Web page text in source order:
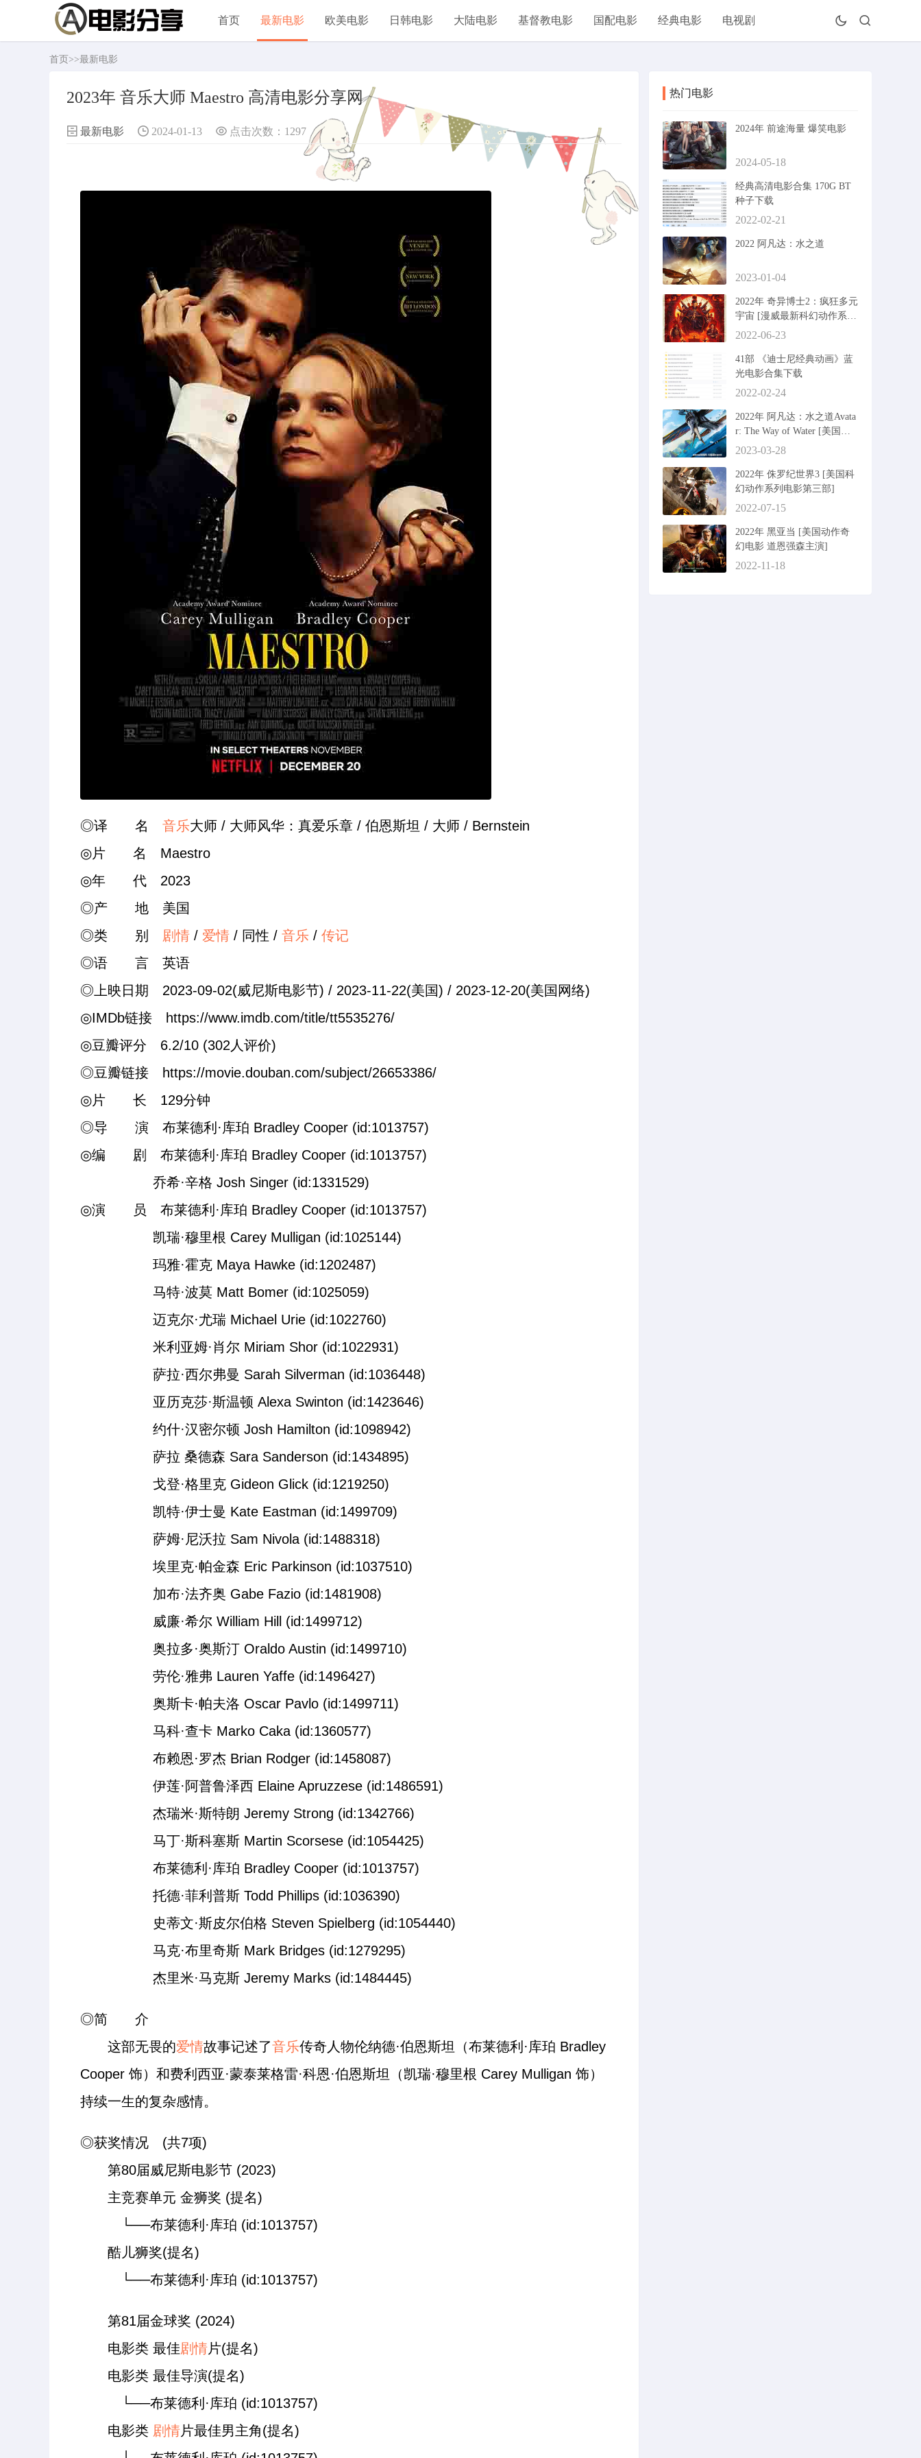
首页 最新电影 欧美电影 日韩电影 大陆电影 基督教电影 国配电影 经典电影 电视剧
首页 >>最新电影
2023年 音乐大师 Maestro 高清电影分享网
最新电影 2024-01-13 点击次数：1297
◎译 名 音乐大师 / 大师风华：真爱乐章 / 伯恩斯坦 / 大师 / Bernstein
◎片 名 Maestro
◎年 代 2023
◎产 地 美国
◎类 别 剧情 / 爱情 / 同性 / 音乐 / 传记
◎语 言 英语
◎上映日期 2023-09-02(威尼斯电影节) / 2023-11-22(美国) / 2023-12-20(美国网络)
◎IMDb链接 https://www.imdb.com/title/tt5535276/
◎豆瓣评分 6.2/10 (302人评价)
◎豆瓣链接 https://movie.douban.com/subject/26653386/
◎片 长 129分钟
◎导 演 布莱德利·库珀 Bradley Cooper (id:1013757)
◎编 剧 布莱德利·库珀 Bradley Cooper (id:1013757)
乔希·辛格 Josh Singer (id:1331529)
◎演 员 布莱德利·库珀 Bradley Cooper (id:1013757)
凯瑞·穆里根 Carey Mulligan (id:1025144)
玛雅·霍克 Maya Hawke (id:1202487)
马特·波莫 Matt Bomer (id:1025059)
迈克尔·尤瑞 Michael Urie (id:1022760)
米利亚姆·肖尔 Miriam Shor (id:1022931)
萨拉·西尔弗曼 Sarah Silverman (id:1036448)
亚历克莎·斯温顿 Alexa Swinton (id:1423646)
约什·汉密尔顿 Josh Hamilton (id:1098942)
萨拉 桑德森 Sara Sanderson (id:1434895)
戈登·格里克 Gideon Glick (id:1219250)
凯特·伊士曼 Kate Eastman (id:1499709)
萨姆·尼沃拉 Sam Nivola (id:1488318)
埃里克·帕金森 Eric Parkinson (id:1037510)
加布·法齐奥 Gabe Fazio (id:1481908)
威廉·希尔 William Hill (id:1499712)
奥拉多·奥斯汀 Oraldo Austin (id:1499710)
劳伦·雅弗 Lauren Yaffe (id:1496427)
奥斯卡·帕夫洛 Oscar Pavlo (id:1499711)
马科·查卡 Marko Caka (id:1360577)
布赖恩·罗杰 Brian Rodger (id:1458087)
伊莲·阿普鲁泽西 Elaine Apruzzese (id:1486591)
杰瑞米·斯特朗 Jeremy Strong (id:1342766)
马丁·斯科塞斯 Martin Scorsese (id:1054425)
布莱德利·库珀 Bradley Cooper (id:1013757)
托德·菲利普斯 Todd Phillips (id:1036390)
史蒂文·斯皮尔伯格 Steven Spielberg (id:1054440)
马克·布里奇斯 Mark Bridges (id:1279295)
杰里米·马克斯 Jeremy Marks (id:1484445)
◎简 介
这部无畏的爱情故事记述了音乐传奇人物伦纳德·伯恩斯坦（布莱德利·库珀 Bradley
Cooper 饰）和费利西亚·蒙泰莱格雷·科恩·伯恩斯坦（凯瑞·穆里根 Carey Mulligan 饰）
持续一生的复杂感情。
◎获奖情况 (共7项)
第80届威尼斯电影节 (2023)
主竞赛单元 金狮奖 (提名)
└──布莱德利·库珀 (id:1013757)
酷儿狮奖(提名)
└──布莱德利·库珀 (id:1013757)
第81届金球奖 (2024)
电影类 最佳剧情片(提名)
电影类 最佳导演(提名)
└──布莱德利·库珀 (id:1013757)
电影类 剧情片最佳男主角(提名)
热门电影
2024年 前途海量 爆笑电影
2024-05-18
经典高清电影合集 170G BT
种子下载
2022-02-21
2022 阿凡达：水之道
2023-01-04
2022年 奇异博士2：疯狂多元
宇宙 [漫威最新科幻动作系列
第二部]
2022-06-23
41部 《迪士尼经典动画》蓝
光电影合集下载
2022-02-24
2022年 阿凡达：水之道Avata
r: The Way of Water [美国科
幻动作冒险电影]
2023-03-28
2022年 侏罗纪世界3 [美国科
幻动作系列电影第三部]
2022-07-15
2022年 黑亚当 [美国动作奇
幻电影 道恩强森主演]
2022-11-18